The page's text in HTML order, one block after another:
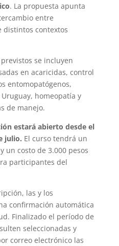
. La propuesta apunta
entre
distintos contextos
se incluyen
en acaricidas, control
entomopatógenos,
homeopatía y
de manejo.
estará abierto desde el
julio. El curso tendrá un
un costo de 3.000 pesos
participantes del
las y los
confirmación automática
Finalizado el período de
seleccionadas y
correo electrónico las